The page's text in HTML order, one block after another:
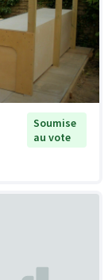
Soumise
au vote